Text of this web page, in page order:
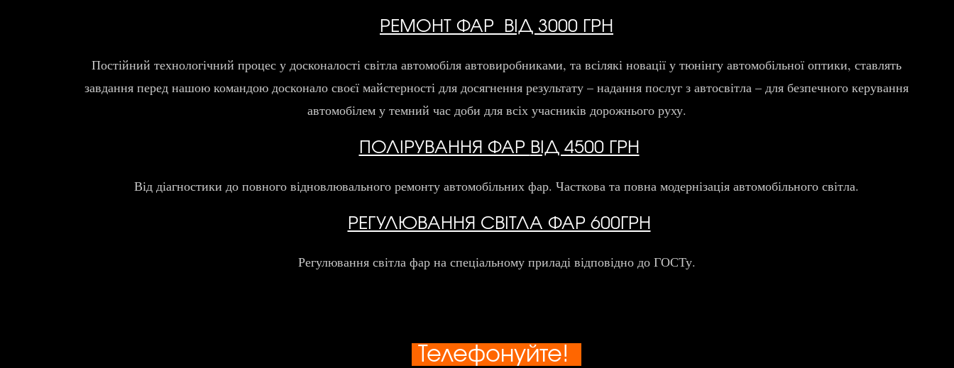
РЕМОНТ ФАР ВІД 3000 ГРН
Постійний технологічний процес у досконалості світла автомобіля автовиробниками, та всілякі новації у тюнінгу автомобільної оптики, ставлять
завдання перед нашою командою досконало своєї майстерності для досягнення результату – надання послуг з автосвітла – для безпечного керування
автомобілем у темний час доби для всіх учасників дорожнього руху.
ПОЛІРУВАННЯ ФАР ВІД 4500 ГРН
Від діагностики до повного відновлювального ремонту автомобільних фар. Часткова та повна модернізація автомобільного світла.
РЕГУЛЮВАННЯ СВІТЛА ФАР 600ГРН
Регулювання світла фар на спеціальному приладі відповідно до ГОСТу.
Телефонуйте!